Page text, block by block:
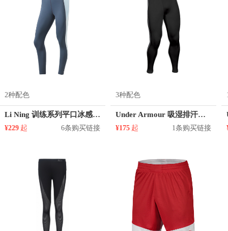
2种配色
Li Ning 训练系列平口冰感紧身运动长裤 AULR002
¥229 起 6条购买链接
3种配色
Under Armour 吸湿排汗透气速干紧身裤 1265649
¥175 起 1条购买链接